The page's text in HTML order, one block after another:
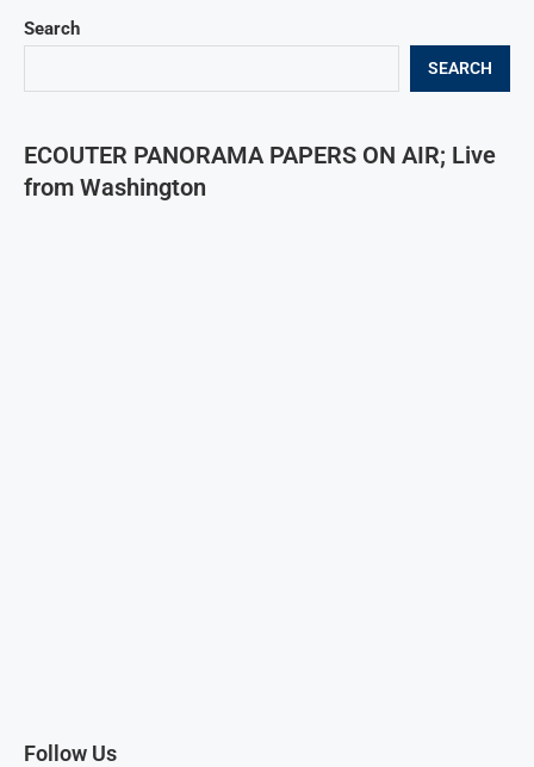
Search
SEARCH
ECOUTER PANORAMA PAPERS ON AIR; Live
from Washington
Follow Us